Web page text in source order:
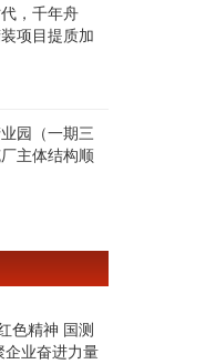
，千年舟
项目提质加
园（一期三
主体结构顺
色精神 国测
业奋进力量